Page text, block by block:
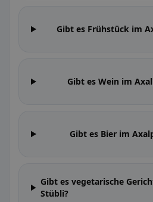
Gibt es Frühstück im
Gibt es Wein im
Gibt es Bier im
Gibt es vegetarische
Stübli?